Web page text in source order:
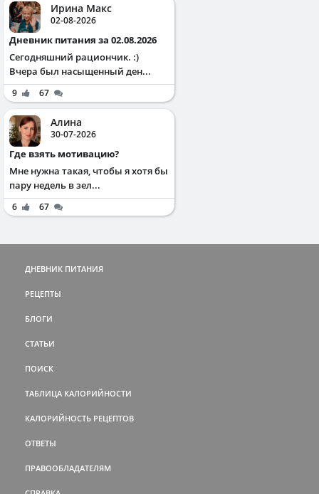
Ирина Макс
02-08-2026
Дневник питания за 02.08.2026
Сегодняшний рациончик. :)
Вчера был насыщенный ден...
9 67
Алина
30-07-2026
Где взять мотивацию?
Мне нужна такая, чтобы я хотя бы
пару недель в зел...
6 67
ДНЕВНИК ПИТАНИЯ
РЕЦЕПТЫ
БЛОГИ
СТАТЬИ
ПОИСК
ТАБЛИЦА КАЛОРИЙНОСТИ
КАЛОРИЙНОСТЬ РЕЦЕПТОВ
ОТВЕТЫ
ПРАВООБЛАДАТЕЛЯМ